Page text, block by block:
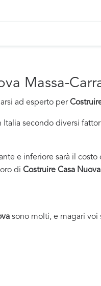
Massa-
ad esperto per
Italia secondo diversi
e inferiore sarà il costo
di Costruire Casa
sono molti, e magari voi